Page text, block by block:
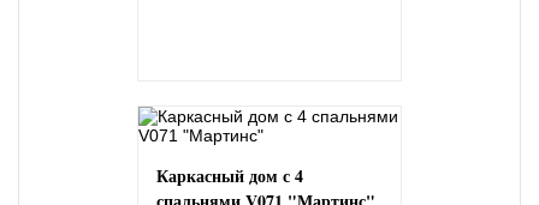
Каркасный дом с 4